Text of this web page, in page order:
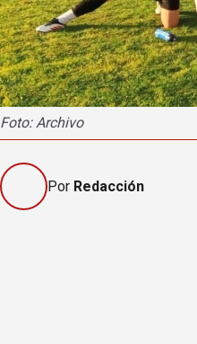
Foto: Archivo
Por Redacción